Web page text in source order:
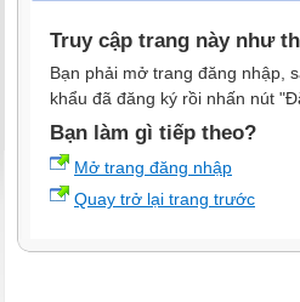
Truy cập trang này như
Bạn phải mở trang đăng nhập,
khẩu đã đăng ký rồi nhấn nút
Bạn làm gì tiếp theo?
Mở trang đăng nhập
Quay trở lại trang trước